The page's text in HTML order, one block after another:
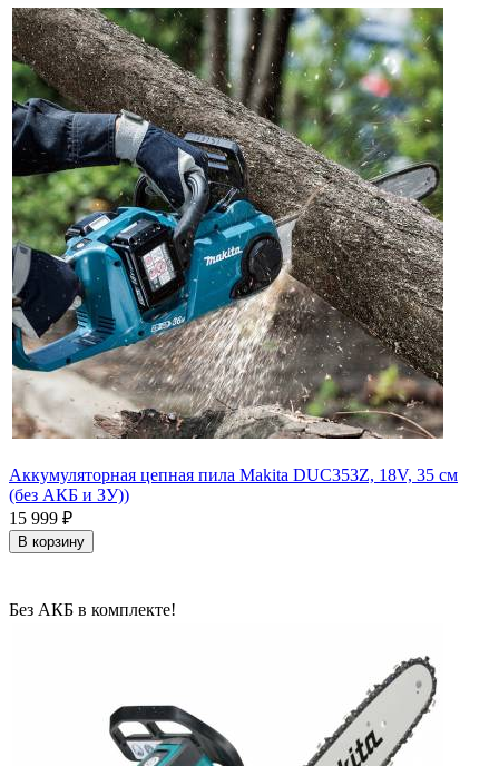
Аккумуляторная цепная пила Makita DUC353Z, 18V, 35 см
(без АКБ и ЗУ))
15 999 ₽
В корзину
Без АКБ в комплекте!